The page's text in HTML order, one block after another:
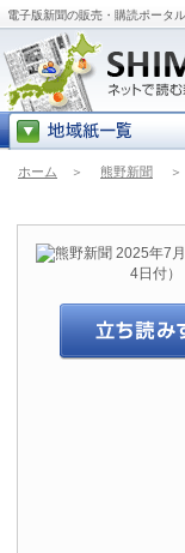
電子版新聞の販売・購読ポータ
ホーム ＞ 熊野新聞